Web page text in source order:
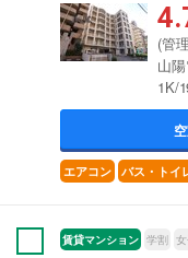
(管
山
1K/
エアコン バス・トイ
賃貸マンション 学割